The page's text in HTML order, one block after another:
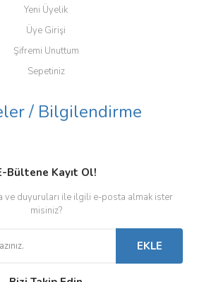
Yeni Üyelik
Üye Girişi
Şifremi Unuttum
Sepetiniz
/ Bilgilendirme
Bültene Kayıt Ol!
ve duyuruları ile ilgili e-posta almak ister
misiniz?
EKLE